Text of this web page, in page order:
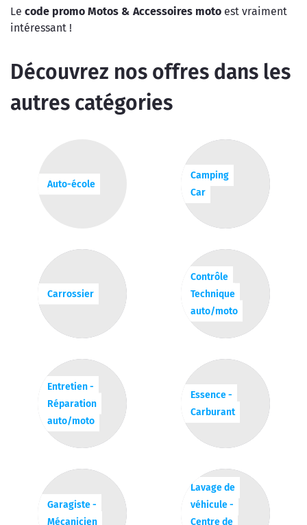
Le code promo Motos & Accessoires moto est vraiment
intéressant !
Découvrez nos offres dans les
autres catégories
Auto-école
Camping
Car
Carrossier
Contrôle
Technique
auto/moto
Entretien -
Réparation
auto/moto
Essence -
Carburant
Garagiste -
Mécanicien
Lavage de
véhicule -
Centre de